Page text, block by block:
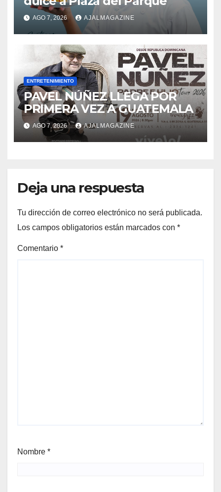
AGO 7, 2026 AJALMAGAZINE
ENTRETENIMIENTO
PAVEL NÚÑEZ LLEGA POR
PRIMERA VEZ A GUATEMALA
AGO 7, 2026 AJALMAGAZINE
Deja una respuesta
Tu dirección de correo electrónico no será publicada.
Los campos obligatorios están marcados con *
Comentario *
Nombre *